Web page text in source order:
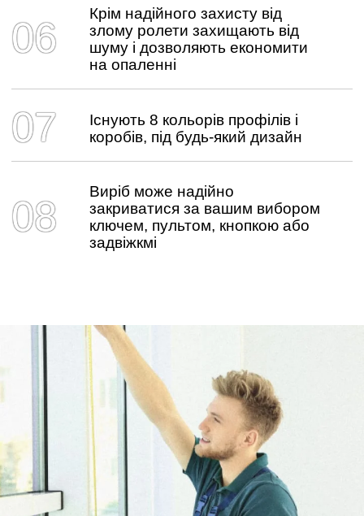
Крім надійного захисту від
злому ролети захищають від
шуму і дозволяють економити
на опаленні
Існують 8 кольорів профілів і
коробів, під будь-який дизайн
Виріб може надійно
закриватися за вашим вибором
ключем, пультом, кнопкою або
задвіжкмі